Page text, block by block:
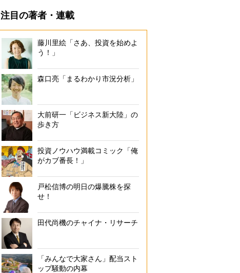
注目の著者・連載
藤川里絵「さあ、投資を始めよ
う！」
森口亮「まるわかり市況分析」
大前研一「ビジネス新大陸」の
歩き方
投資ノウハウ満載コミック「俺
がカブ番長！」
戸松信博の明日の爆騰株を探
せ！
田代尚機のチャイナ・リサーチ
「みんなで大家さん」配当スト
ップ騒動の内幕